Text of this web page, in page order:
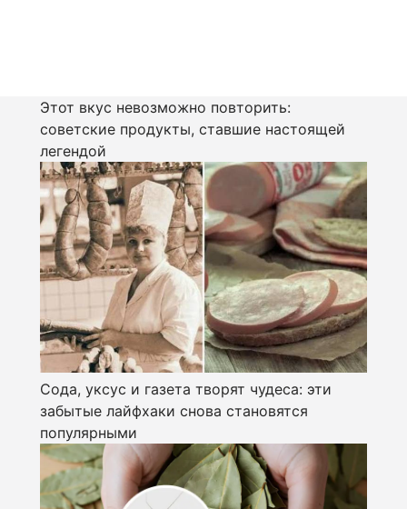
Этот вкус невозможно повторить:
советские продукты, ставшие настоящей
легендой
Сода, уксус и газета творят чудеса: эти
забытые лайфхаки снова становятся
популярными